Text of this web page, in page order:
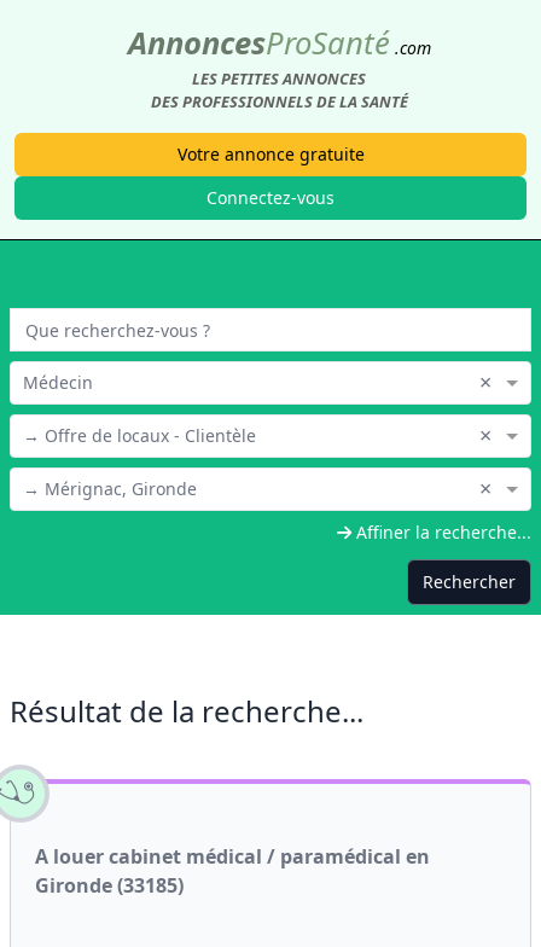
AnnoncesProSanté .com
LES PETITES ANNONCES
DES PROFESSIONNELS DE LA SANTÉ
Votre annonce gratuite
Connectez-vous
Médecin ×
→ Offre de locaux - Clientèle ×
→ Mérignac, Gironde ×
Affiner la recherche...
Rechercher
Résultat de la recherche...
A louer cabinet médical / paramédical en
Gironde (33185)